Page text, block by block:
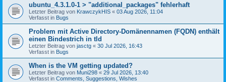
ubuntu_4.3.1.0-1 > "additional_packages" fehlerhaft
Letzter Beitrag von KrawczykHIS « 03 Aug 2026, 11:04
Verfasst in Bugs
Problem mit Active Directory-Domänennamen (FQDN) enthält
einen Bindestrich in tld
Letzter Beitrag von jasctg « 30 Jul 2026, 16:43
Verfasst in Bugs
When is the VM getting updated?
Letzter Beitrag von Muni298 « 29 Jul 2026, 13:40
Verfasst in Comments, Suggestions, Wishes